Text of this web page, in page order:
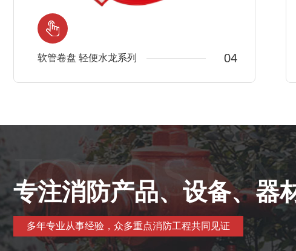
软管卷盘 轻便水龙系列 04
FOCUS ON
专注消防产品、设备、器
多年专业从事经验，众多重点消防工程共同见证